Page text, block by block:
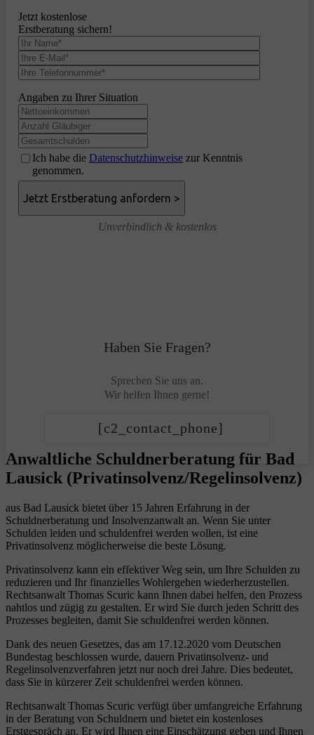
Jetzt kostenlose
Erstberatung sichern!
Angaben zu Ihrer Situation
Ich habe die Datenschutzhinweise zur Kenntnis
genommen.
Unverbindlich & kostenlos
Haben Sie Fragen?
Sprechen Sie uns an.
Wir helfen Ihnen gerne!
[c2_contact_phone]
Anwaltliche Schuldnerberatung für Bad
Lausick (Privatinsolvenz/Regelinsolvenz)
aus Bad Lausick bietet über 15 Jahren Erfahrung in der
Schuldnerberatung und Insolvenzanwalt an. Wenn Sie unter
Schulden leiden und schuldenfrei werden wollen, ist eine
Privatinsolvenz möglicherweise die beste Lösung.
Privatinsolvenz kann ein effektiver Weg sein, um Ihre Schulden zu
reduzieren und Ihr finanzielles Wohlergehen wiederherzustellen.
Rechtsanwalt Thomas Scuric kann Ihnen dabei helfen, den Prozess
nahtlos und zügig zu gestalten. Er wird Sie durch jeden Schritt des
Prozesses begleiten, damit Sie schuldenfrei werden können.
Dank des neuen Gesetzes, das am 17.12.2020 vom Deutschen
Bundestag beschlossen wurde, dauern Privatinsolvenz- und
Regelinsolvenzverfahren jetzt nur noch drei Jahre. Dies bedeutet,
dass Sie in kürzerer Zeit schuldenfrei werden können.
Rechtsanwalt Thomas Scuric verfügt über umfangreiche Erfahrung
in der Beratung von Schuldnern und bietet ein kostenloses
Erstgespräch an. Er wird Ihnen eine Einschätzung geben und Ihnen